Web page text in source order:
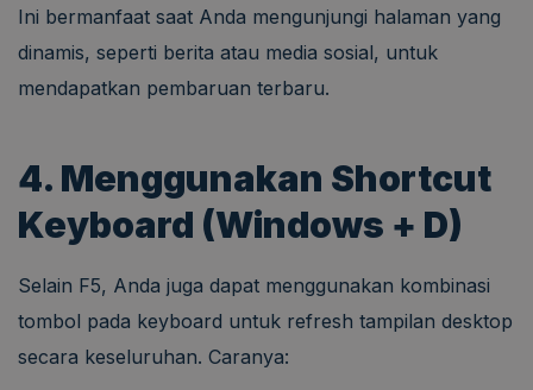
Ini bermanfaat saat Anda mengunjungi halaman yang
dinamis, seperti berita atau media sosial, untuk
mendapatkan pembaruan terbaru.
4. Menggunakan Shortcut
Keyboard (Windows + D)
Selain F5, Anda juga dapat menggunakan kombinasi
tombol pada keyboard untuk refresh tampilan desktop
secara keseluruhan. Caranya: